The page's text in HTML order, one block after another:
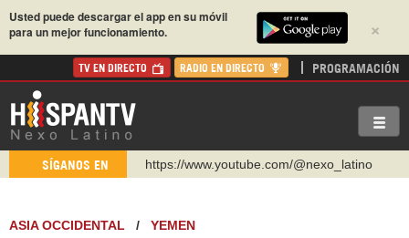
×
Usted puede descargar el app en su móvil
para un mejor funcionamiento.
TV EN DIRECTO RADIO EN DIRECTO PROGRAMACIÓN
SÍGANOS EN
https://www.youtube.com/@nexo_latino
https://t.me/hispantvcanal
ASIA OCCIDENTAL / YEMEN